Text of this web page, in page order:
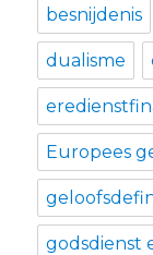
besnijdenis
dualisme
Europees
godsdienst